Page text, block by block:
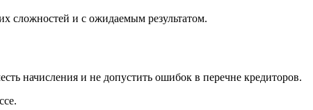
сложностей и с ожидаемым результатом.
начисления и не допустить ошибок в перечне кредиторов.